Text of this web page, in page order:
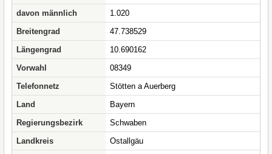
davon männlich
1.020
Breitengrad
47.738529
Längengrad
10.690162
Vorwahl
08349
Telefonnetz
Stötten a Auerberg
Land
Bayern
Regierungsbezirk
Schwaben
Landkreis
Ostallgäu